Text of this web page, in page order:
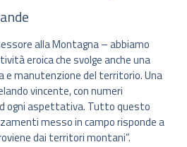
alla Montagna – abbiamo
eroica che svolge anche una
e manutenzione del territorio. Una
vincente, con numeri
ogni aspettativa. Tutto questo
messo in campo risponde a
dai territori montani”.